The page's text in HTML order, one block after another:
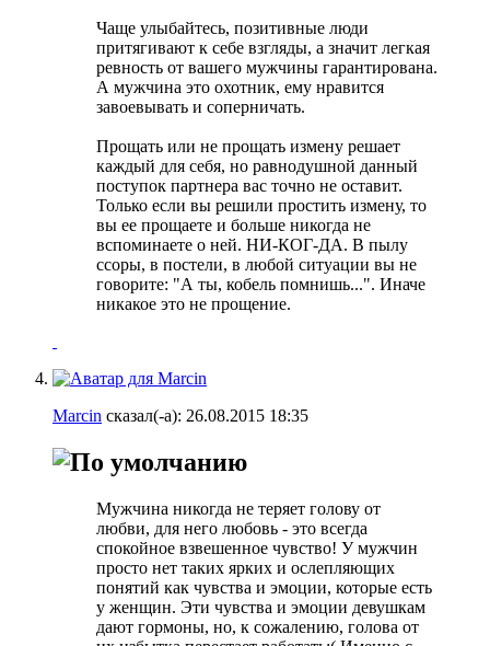
Чаще улыбайтесь, позитивные люди
притягивают к себе взгляды, а значит легкая
ревность от вашего мужчины гарантирована.
А мужчина это охотник, ему нравится
завоевывать и соперничать.
Прощать или не прощать измену решает
каждый для себя, но равнодушной данный
поступок партнера вас точно не оставит.
Только если вы решили простить измену, то
вы ее прощаете и больше никогда не
вспоминаете о ней. НИ-КОГ-ДА. В пылу
ссоры, в постели, в любой ситуации вы не
говорите: "А ты, кобель помнишь...". Иначе
никакое это не прощение.
Marcin сказал(-а): 26.08.2015 18:35
Мужчина никогда не теряет голову от
любви, для него любовь - это всегда
спокойное взвешенное чувство! У мужчин
просто нет таких ярких и ослепляющих
понятий как чувства и эмоции, которые есть
у женщин. Эти чувства и эмоции девушкам
дают гормоны, но, к сожалению, голова от